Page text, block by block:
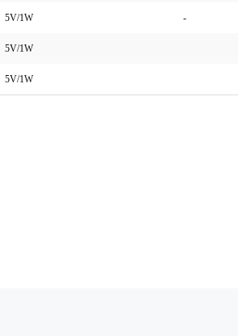
5V/1W -
5V/1W
5V/1W